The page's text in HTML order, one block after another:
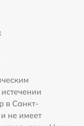
в Санкт-
не имеет